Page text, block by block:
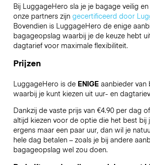
Bij LuggageHero sla je je bagage veilig
onze partners zijn gecertificeerd door
Bovendien is LuggageHero de enige
bagageopslag waarbij je de keuze hebt
dagtarief voor maximale flexibiliteit.
Prijzen
LuggageHero is de ENIGEaanbieder van
waarbij je kunt kiezen uit uur- en
Dankzij de vaste prijs van €4.90 per dag
altijd kiezen voor de optie die het best bij
ergens maar een paar uur, dan wil je
hele dag betalen – zoals je bij andere
bagageopslag wel zou doen.